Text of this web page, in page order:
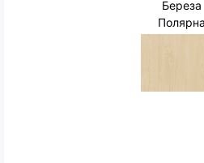
Береза
Полярна